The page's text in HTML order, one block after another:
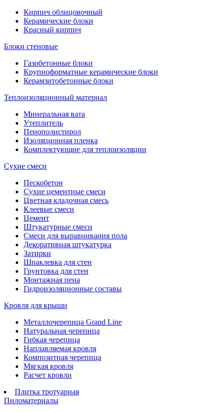
Кирпич облицовочный
Керамические блоки
Красный кирпич
Блоки стеновые
Газобетонные блоки
Крупноформатные керамические блоки
Керамзитобетонные блоки
Теплоизоляционный материал
Минеральная вата
Утеплитель
Пенополистирол
Изоляционная пленка
Комплектующие для теплоизоляции
Сухие смеси
Пескобетон
Сухие цементные смеси
Цветная кладочная смесь
Клеевые смеси
Цемент
Штукатурные смеси
Смеси для выравнивания пола
Декоративная штукатурка
Затирки
Шпаклевка для стен
Грунтовка для стен
Монтажная пена
Гидроизоляционные составы
Кровля для крыши
Металлочерепица Grand Line
Натуральная черепица
Гибкая черепица
Наплавляемая кровля
Композитная черепица
Мягкая кровля
Расчет кровли
Плитка тротуарная
Пиломатериалы